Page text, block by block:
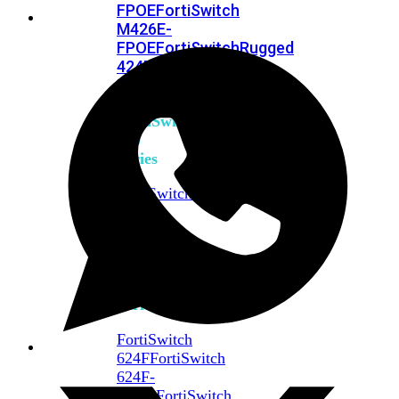
FPOEFortiSwitch
M426E-
FPOEFortiSwitchRugged
424F-
POE
FortiSwitch
500
Series
FortiSwitch
Series
FortiSwitch
624FFortiSwitch
624F-
FPOEFortiSwitch